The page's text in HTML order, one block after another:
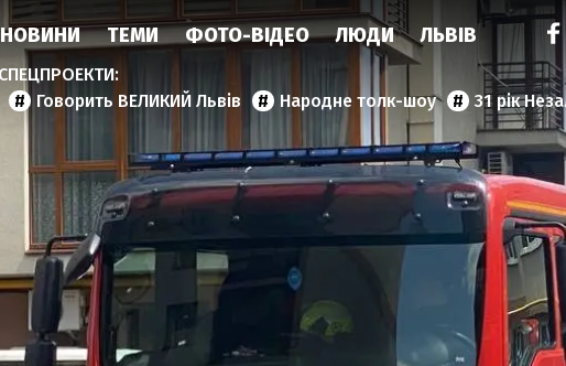
НОВИНИ ТЕМИ ФОТО-ВІДЕО ЛЮДИ ЛЬВІВ
Говорить ВЕЛИКИЙ Львів Народне толк-шоу 31 рік